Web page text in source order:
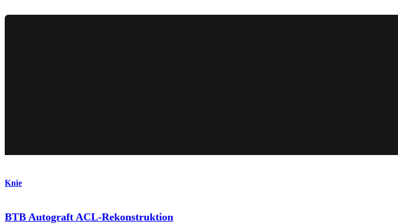
Knie
BTB Autograft ACL-Rekonstruktion